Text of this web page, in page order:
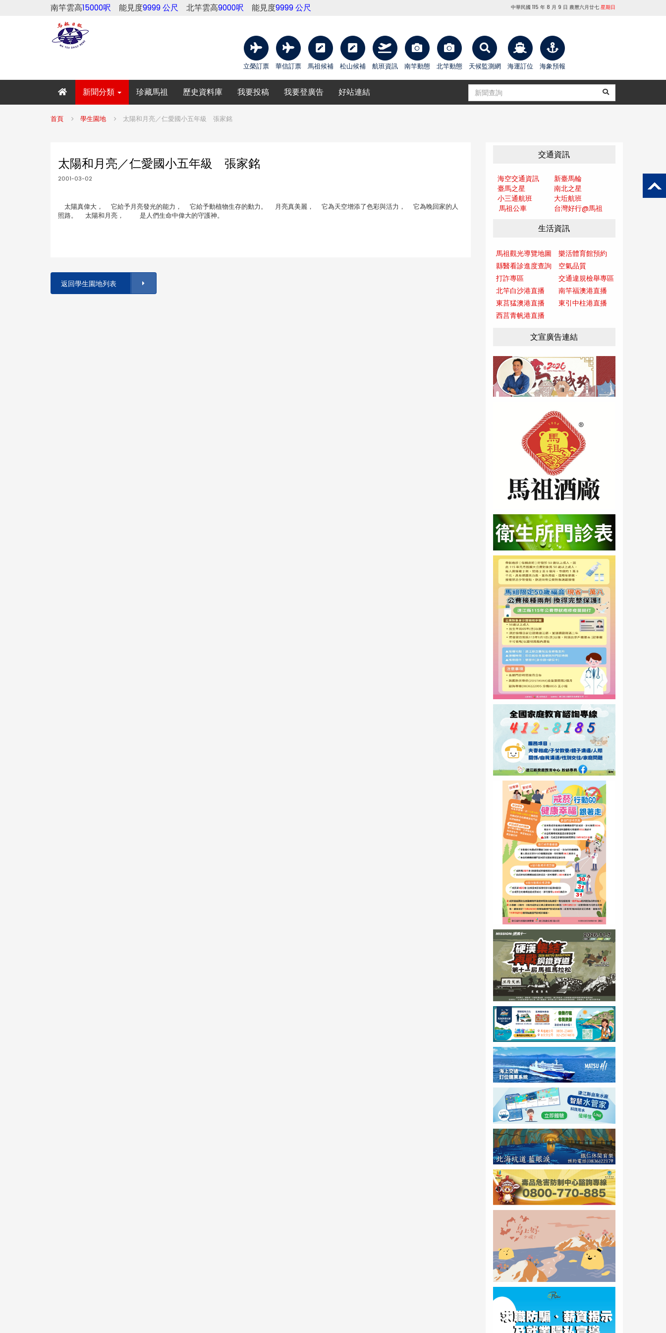
南竿雲高15000呎 能見度9999 公尺 北竿雲高9000呎 能見度9999 公尺 中華民國 115 年 8 月 9 日 農曆六月廿七 星期日
立榮訂票 華信訂票 馬祖候補 松山候補 航班資訊 南竿動態 北竿動態 天候監測網 海運訂位 海象預報
新聞分類 珍藏馬祖 歷史資料庫 我要投稿 我要登廣告 好站連結
首頁 學生園地 太陽和月亮／仁愛國小五年級 張家銘
太陽和月亮／仁愛國小五年級 張家銘
2001-03-02
太陽真偉大， 它給予月亮發光的能力， 它給予動植物生存的動力。 月亮真美麗， 它為天空增添了色彩與活力， 它為晚回家的人
照路。 太陽和月亮， 是人們生命中偉大的守護神。
返回學生園地列表
交通資訊
海空交通資訊
新臺馬輪
臺馬之星
南北之星
小三通航班
大坵航班
馬祖公車
台灣好行@馬祖
生活資訊
馬祖觀光導覽地圖
樂活體育館預約
縣醫看診進度查詢
空氣品質
打詐專區
交通違規檢舉專區
北竿白沙港直播
南竿福澳港直播
東莒猛澳港直播
東引中柱港直播
西莒青帆港直播
文宣廣告連結